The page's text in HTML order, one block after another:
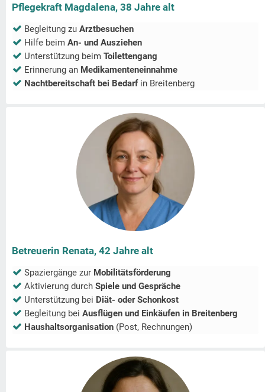
Pflegekraft Magdalena, 38 Jahre alt
Begleitung zu Arztbesuchen
Hilfe beim An- und Ausziehen
Unterstützung beim Toilettengang
Erinnerung an Medikamenteneinnahme
Nachtbereitschaft bei Bedarfin Breitenberg
Betreuerin Renata, 42 Jahre alt
Spaziergänge zur Mobilitätsförderung
Aktivierung durch Spiele und Gespräche
Unterstützung bei Diät- oder Schonkost
Begleitung bei Ausflügen und Einkäufen in Breitenberg
Haushaltsorganisation (Post, Rechnungen)